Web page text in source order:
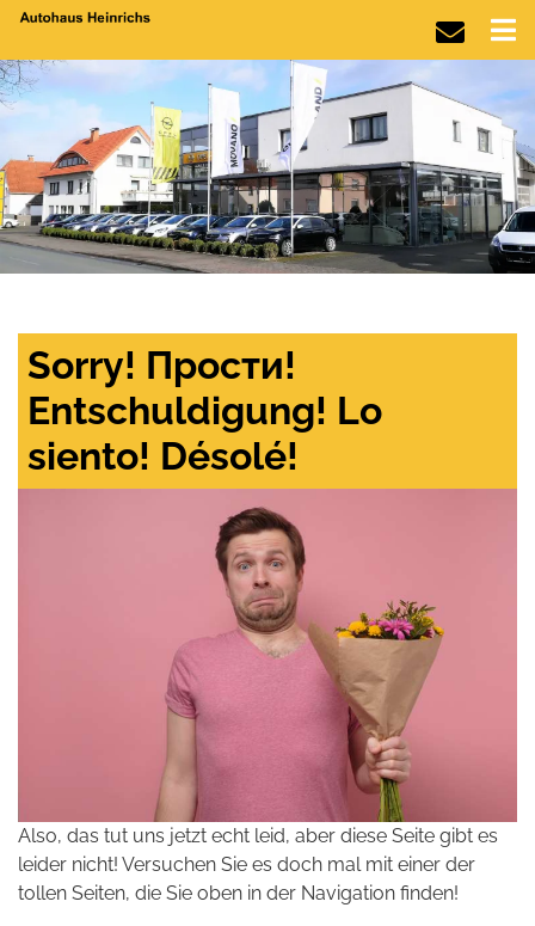
Sorry! Прости!
Entschuldigung! Lo
siento! Désolé!
Also, das tut uns jetzt echt leid, aber diese Seite gibt es
leider nicht! Versuchen Sie es doch mal mit einer der
tollen Seiten, die Sie oben in der Navigation finden!